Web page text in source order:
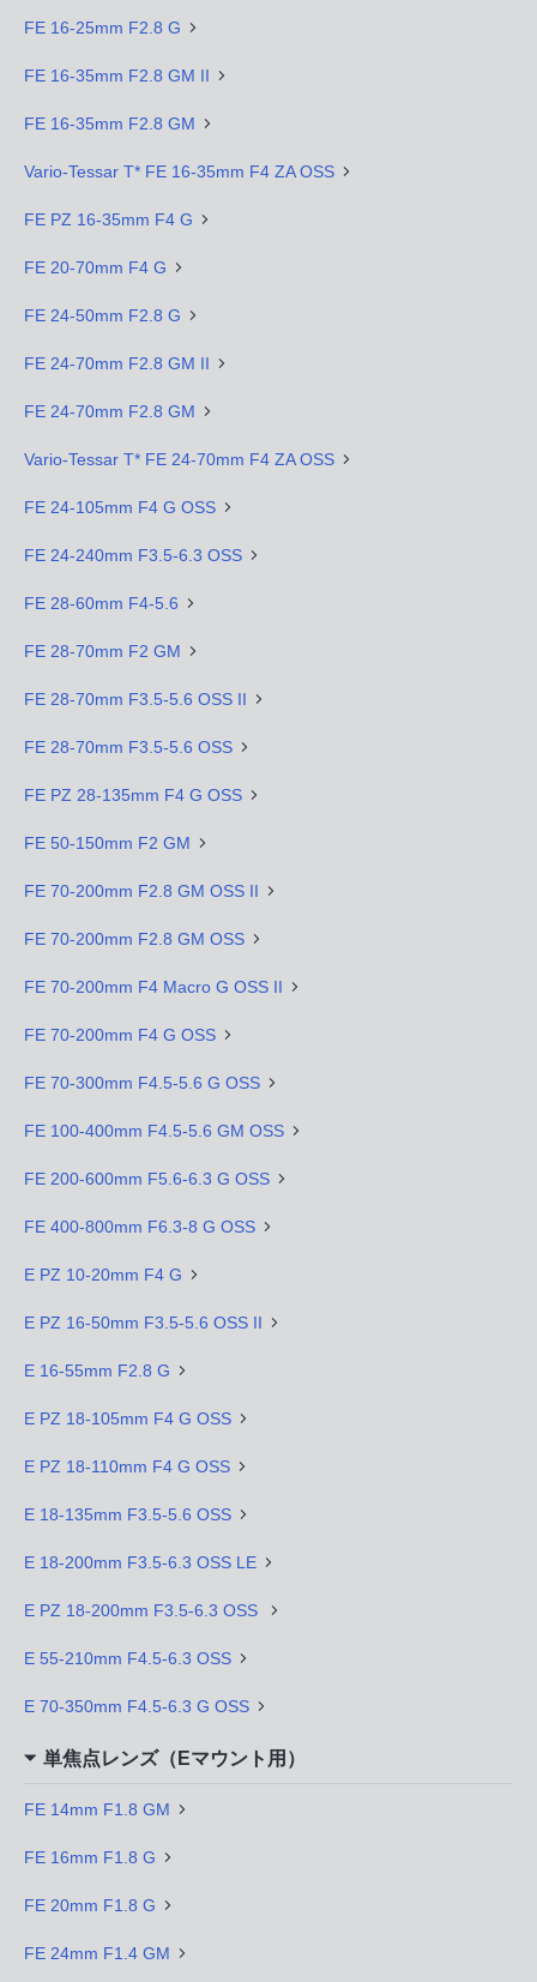
FE 16-25mm F2.8 G
FE 16-35mm F2.8 GM II
FE 16-35mm F2.8 GM
Vario-Tessar T* FE 16-35mm F4 ZA OSS
FE PZ 16-35mm F4 G
FE 20-70mm F4 G
FE 24-50mm F2.8 G
FE 24-70mm F2.8 GM II
FE 24-70mm F2.8 GM
Vario-Tessar T* FE 24-70mm F4 ZA OSS
FE 24-105mm F4 G OSS
FE 24-240mm F3.5-6.3 OSS
FE 28-60mm F4-5.6
FE 28-70mm F2 GM
FE 28-70mm F3.5-5.6 OSS II
FE 28-70mm F3.5-5.6 OSS
FE PZ 28-135mm F4 G OSS
FE 50-150mm F2 GM
FE 70-200mm F2.8 GM OSS II
FE 70-200mm F2.8 GM OSS
FE 70-200mm F4 Macro G OSS II
FE 70-200mm F4 G OSS
FE 70-300mm F4.5-5.6 G OSS
FE 100-400mm F4.5-5.6 GM OSS
FE 200-600mm F5.6-6.3 G OSS
FE 400-800mm F6.3-8 G OSS
E PZ 10-20mm F4 G
E PZ 16-50mm F3.5-5.6 OSS II
E 16-55mm F2.8 G
E PZ 18-105mm F4 G OSS
E PZ 18-110mm F4 G OSS
E 18-135mm F3.5-5.6 OSS
E 18-200mm F3.5-6.3 OSS LE
E PZ 18-200mm F3.5-6.3 OSS
E 55-210mm F4.5-6.3 OSS
E 70-350mm F4.5-6.3 G OSS
単焦点レンズ（Eマウント用）
FE 14mm F1.8 GM
FE 16mm F1.8 G
FE 20mm F1.8 G
FE 24mm F1.4 GM